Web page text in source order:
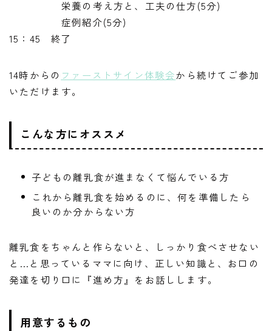
栄養の考え方と、工夫の仕方(5分)
症例紹介(5分)
15：45 終了
14時からの ファーストサイン体験会から続けてご参加
いただけます。
こんな方にオススメ
子どもの離乳食が進まなくて悩んでいる方
これから離乳食を始めるのに、何を準備したら
良いのか分からない方
離乳食をちゃんと作らないと、しっかり食べさせない
と…と思っているママに向け、正しい知識と、お口の
発達を切り口に『進め方』をお話しします。
用意するもの